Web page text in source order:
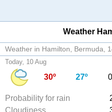
Weather
Weather in Hamilton, Bermuda
Today, 10 Aug
30º 27º
Probability for rain
Cloudiness